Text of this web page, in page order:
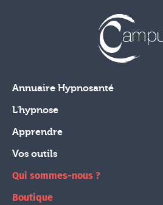
Annuaire Hypnosanté
L'hypnose
Apprendre
Vos outils
Qui sommes-nous ?
Boutique